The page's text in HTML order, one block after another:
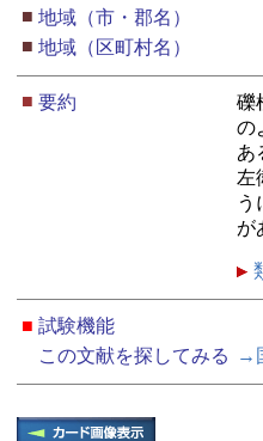
■ 地域（市・郡名）
■ 地域（区町村名）
■ 要約
礫
の
あ
左
う
が
■ 試験機能
この文献を探してみる
→